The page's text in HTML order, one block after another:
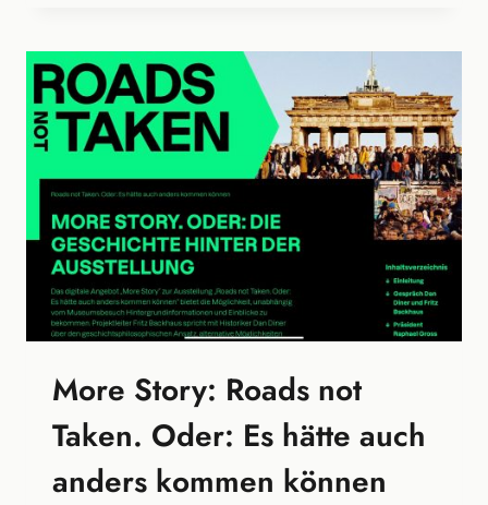
CONRAD
FISCHER
ALS
ZEUGE
DER
INDUSTRIELLEN
REVOLUTION
More Story: Roads not
Taken. Oder: Es hätte auch
anders kommen können